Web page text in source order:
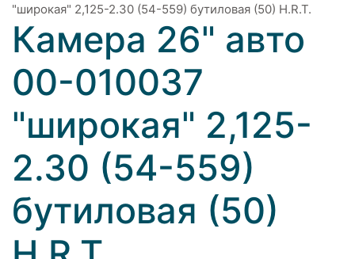
"широкая" 2,125-2.30 (54-559) бутиловая (50) H.R.T.
Камера 26" авто
00-010037
"широкая" 2,125-
2.30 (54-559)
бутиловая (50)